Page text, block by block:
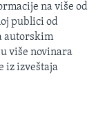
na više od
publici od
autorskim
više novinara
iz izveštaja